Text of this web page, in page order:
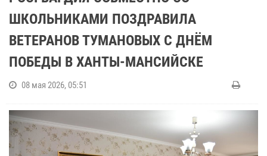
ШКОЛЬНИКАМИ ПОЗДРАВИЛА
ВЕТЕРАНОВ ТУМАНОВЫХ С ДНЁМ
ПОБЕДЫ В ХАНТЫ-МАНСИЙСКЕ
08 мая 2026, 05:51